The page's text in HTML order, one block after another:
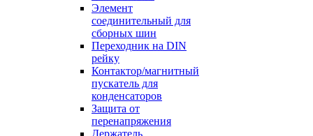
Элемент
соединительный для
сборных шин
Переходник на DIN
рейку
Контактор/магнитный
пускатель для
конденсаторов
Защита от
перенапряжения
Держатель